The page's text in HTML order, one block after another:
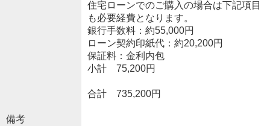
備考
住宅ローンでのご購入の場合は下記項目
も必要経費となります。
銀行手数料：約55,000円
ローン契約印紙代：約20,200円
保証料：金利内包
小計 75,200円
合計 735,200円